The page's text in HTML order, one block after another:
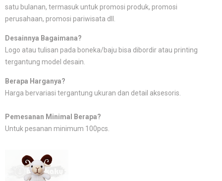
satu bulanan, termasuk untuk promosi produk, promosi
perusahaan, promosi pariwisata dll.
Desainnya Bagaimana?
Logo atau tulisan pada boneka/baju bisa dibordir atau printing
tergantung model desain.
Berapa Harganya?
Harga bervariasi tergantung ukuran dan detail aksesoris.
Pemesanan Minimal Berapa?
Untuk pesanan minimum 100pcs.